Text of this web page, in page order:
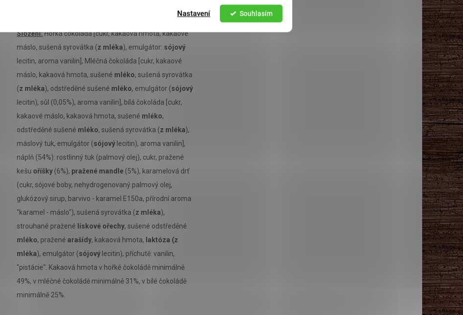
Souhlasím
Nastavení
Složení:Hořká čokoláda [cukr, kakaová hmota, kakaové
máslo, sušená syrovátka (z mléka), emulgátor: sójový
lecitin, aroma vanilin], Mléčná čokoláda [cukr, kakaové
máslo, kakaová hmota, sušené mléko, sušená syrovátka
(z mléka), odstředěné sušené mléko, emulgátor (sójový
lecitin), sůl (0,05%), aroma vanilin], bílá čokoláda [cukr,
kakaové máslo, kakaová hmota, sušené mléko,
odstředěné sušené mléko, sušená syrovátka (z mléka),
máslový tuk, emulgátor (sójový lecitin), aroma vanilin],
náplň (54%): rostlinný tuk (palmový olej), cukr, pražené
kešu oříšky (6%), pražené mandle (5%), karamelová drť
(cukr, sójové boby, nehydrogenovaný palmový olej,
glukózový sirup, barvivo - karamel E150a, přírodní aroma
"karamel - máslo"), sušená syrovátka (z mléka),
strouhané pražené lískové ořechy, sušené odstředěné
mléko, pražené arašídy, kakaová hmota, laktóza (z
mléka), emulgátor (sójový lecitin), příchutě: vanilin,
"pistácie". Kakaová hmota v hořké čokoládě minimálně
49%, v mléčné čokoládě minimálně 31%, v bílé čokoládě
minimálně 25%.